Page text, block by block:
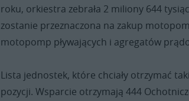
roku, orkiestra zebrała 2 miliony 644
zostanie przeznaczona na zakup
motopomp pływających i agregatów
Lista jednostek, które chciały otrzymać
pozycji. Wsparcie otrzymają 444